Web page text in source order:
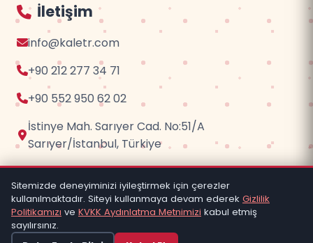
Sitemizde deneyiminizi iyileştirmek için çerezler
kullanılmaktadır. Siteyi kullanmaya devam ederek Gizlilik
Politikamızı ve KVKK Aydınlatma Metnimizi kabul etmiş
sayılırsınız.
İletişim
info@kaletr.com
+90 212 277 34 71
+90 552 950 62 02
İstinye Mah. Sarıyer Cad. No:51/A
Sarıyer/İstanbul, Türkiye
© 2026Kaletr.com- Trend Anahtar | Tüm hakları
saklıdır.